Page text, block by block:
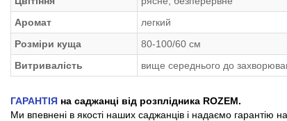
Аромат
легкий
Розміри куща
80-100/60 см
Витривалість
вище середнього до
ГАРАНТІЯ на саджанці від розплідника ROZEM.
Ми впевнені в якості наших саджанців і надаємо гарантію